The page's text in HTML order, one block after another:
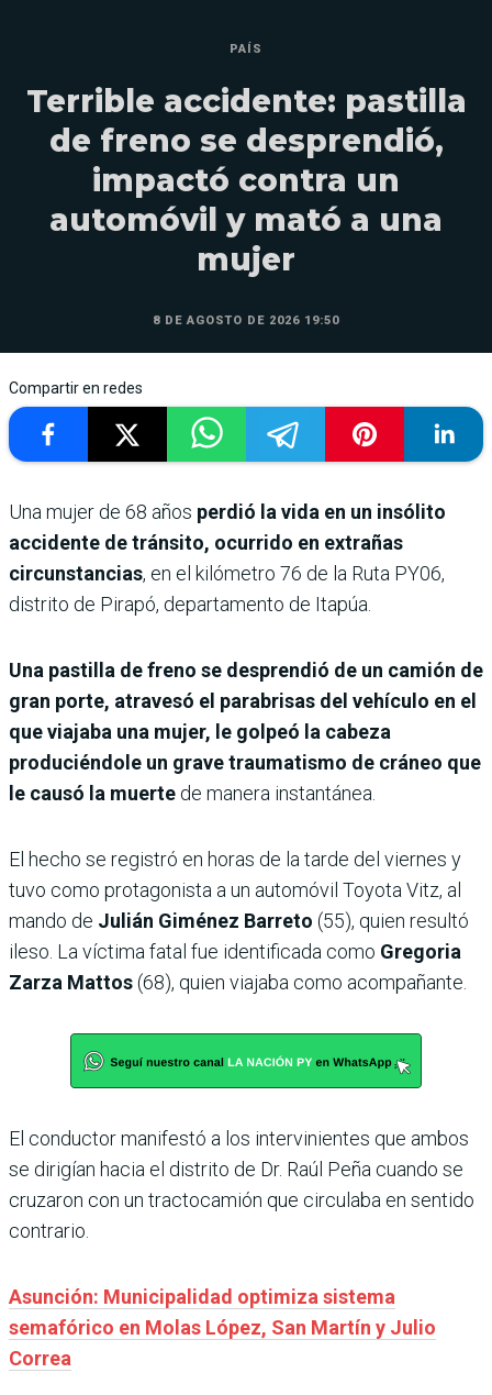
PAÍS
Terrible accidente: pastilla
de freno se desprendió,
impactó contra un
automóvil y mató a una
mujer
8 DE AGOSTO DE 2026 19:50
Compartir en redes
Una mujer de 68 años perdió la vida en un insólito
accidente de tránsito, ocurrido en extrañas
circunstancias, en el kilómetro 76 de la Ruta PY06,
distrito de Pirapó, departamento de Itapúa.
Una pastilla de freno se desprendió de un camión de
gran porte, atravesó el parabrisas del vehículo en el
que viajaba una mujer, le golpeó la cabeza
produciéndole un grave traumatismo de cráneo que
le causó la muerte de manera instantánea.
El hecho se registró en horas de la tarde del viernes y
tuvo como protagonista a un automóvil Toyota Vitz, al
mando de Julián Giménez Barreto (55), quien resultó
ileso. La víctima fatal fue identificada como Gregoria
Zarza Mattos(68), quien viajaba como acompañante.
El conductor manifestó a los intervinientes que ambos
se dirigían hacia el distrito de Dr. Raúl Peña cuando se
cruzaron con un tractocamión que circulaba en sentido
contrario.
Asunción: Municipalidad optimiza sistema
semafórico en Molas López, San Martín y Julio
Correa